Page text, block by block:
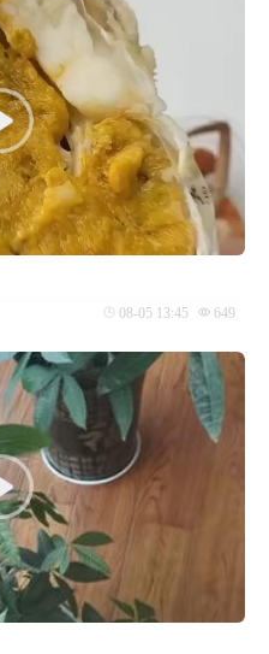
08-05 13:45 649